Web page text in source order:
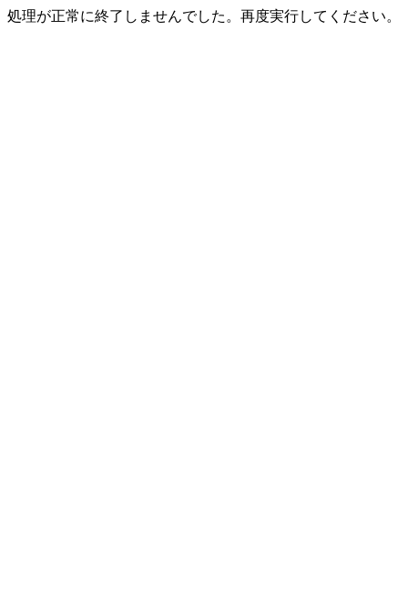
処理が正常に終了しませんでした。再度実行してください。